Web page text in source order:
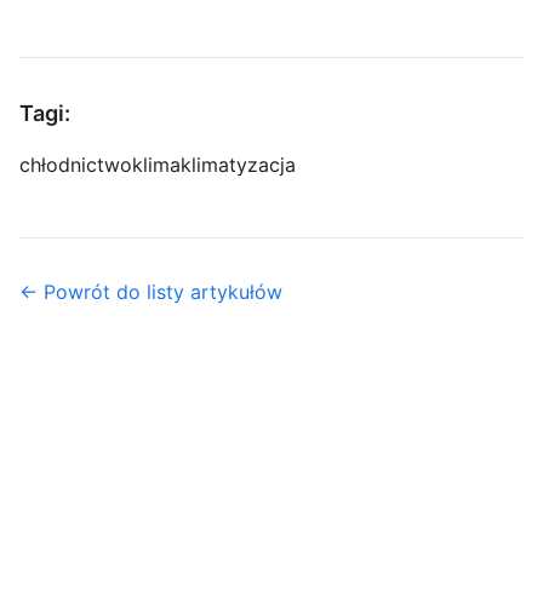
Tagi:
chłodnictwoklimaklimatyzacja
← Powrót do listy artykułów